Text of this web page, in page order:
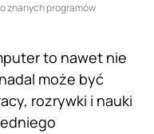
znanych programów
to nawet nie
może być
rozrywki i nauki